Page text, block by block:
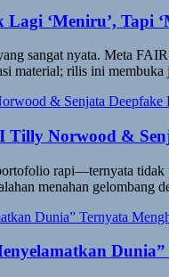
‘Meniru’, Tapi
sangat nyata. Meta
material; rilis ini
Norwood &
rapi—ternyata tidak
menahan gelombang